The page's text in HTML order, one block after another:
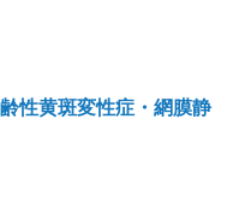
性黄斑変性症・網膜静